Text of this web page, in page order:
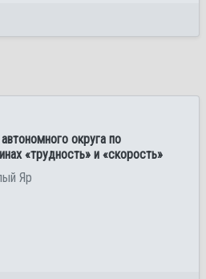
округа по
«трудность» и «скорость»
Яр